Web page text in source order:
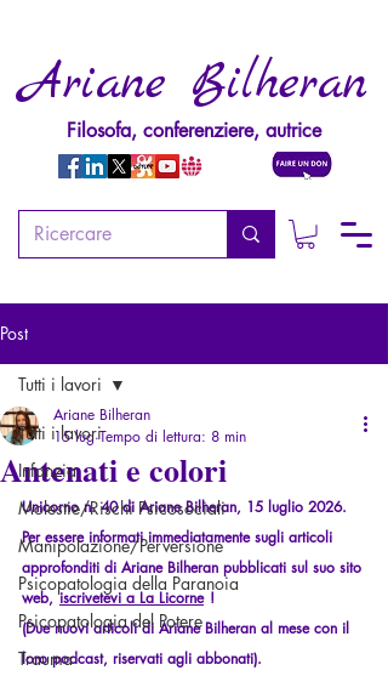
Ariane Bilheran
Filosofa, conferenziere, autrice
Post
Tutti i lavori
Infanzia
Molestie/Rischi Psicosociali
Manipolazione/Perversione
Psicopatologia della Paranoia
Psicopatologia del Potere
Trauma
Tutti i lavori
Antenati e colori
Ariane Bilheran
15 lug Tempo di lettura: 8 min
Unicorno n. 40 di Ariane Bilheran, 15 luglio 2026.
Per essere informati immediatamente sugli articoli
approfonditi di Ariane Bilheran pubblicati sul suo sito
web, iscrivetevi a La Licorne !
(Due nuovi articoli di Ariane Bilheran al mese con il
loro podcast, riservati agli abbonati).